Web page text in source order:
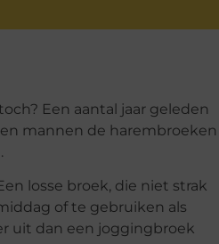
Een aantal jaar geleden
mannen de harembroeken
losse broek, die niet strak
of te gebruiken als
uit dan een joggingbroek